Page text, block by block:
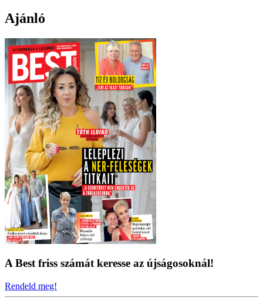
Ajánló
A Best friss számát keresse az újságosoknál!
Rendeld meg!